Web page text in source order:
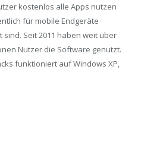
kostenlos alle Apps nutzen
für mobile Endgeräte
sind. Seit 2011 haben weit über
Nutzer die Software genutzt.
funktioniert auf Windows XP,